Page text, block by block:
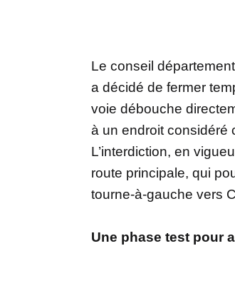
Le conseil
a décidé de fermer
voie débouche
à un endroit considéré
L’interdiction, en
route principale, qui
tourne-à-gauche vers
Une phase test pour